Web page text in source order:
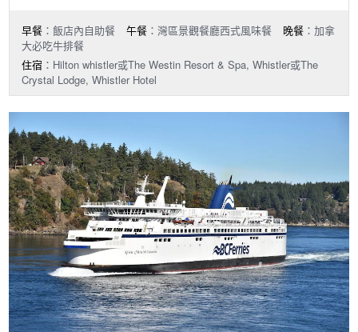
早餐 ：飯店內自助餐 午餐 ：灣區景觀餐廳西式風味餐 晚餐 ：加拿
大必吃牛排餐
住宿 ：Hilton whistler或The Westin Resort & Spa, Whistler或The
Crystal Lodge, Whistler Hotel